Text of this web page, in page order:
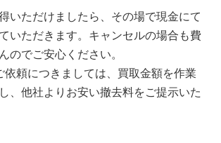
いただけましたら、その場で現金にて
いただきます。キャンセルの場合も費
のでご安心ください。
依頼につきましては、買取金額を作業
、他社よりお安い撤去料をご提示いた